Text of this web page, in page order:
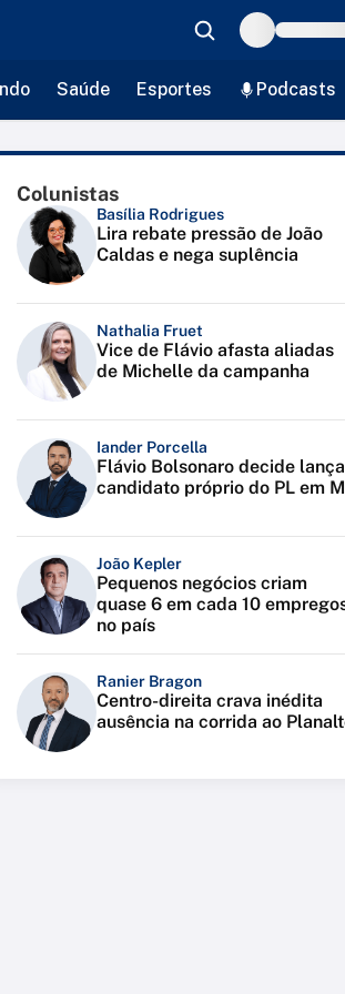
Saúde Esportes Podcasts
Colunistas
Basília Rodrigues
Lira rebate pressão de João
Caldas e nega suplência
Nathalia Fruet
Vice de Flávio afasta aliadas
de Michelle da campanha
Iander Porcella
Flávio Bolsonaro decide
candidato próprio do PL em
João Kepler
Pequenos negócios criam
quase 6 em cada 10
no país
Ranier Bragon
Centro-direita crava inédita
ausência na corrida ao